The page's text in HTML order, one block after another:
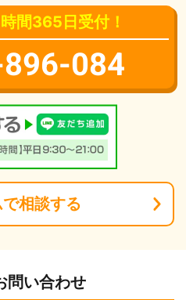
間365日受付！
084
で相談する
問い合わせ